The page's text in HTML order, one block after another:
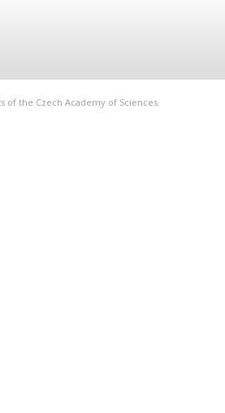
of the Czech Academy of Sciences